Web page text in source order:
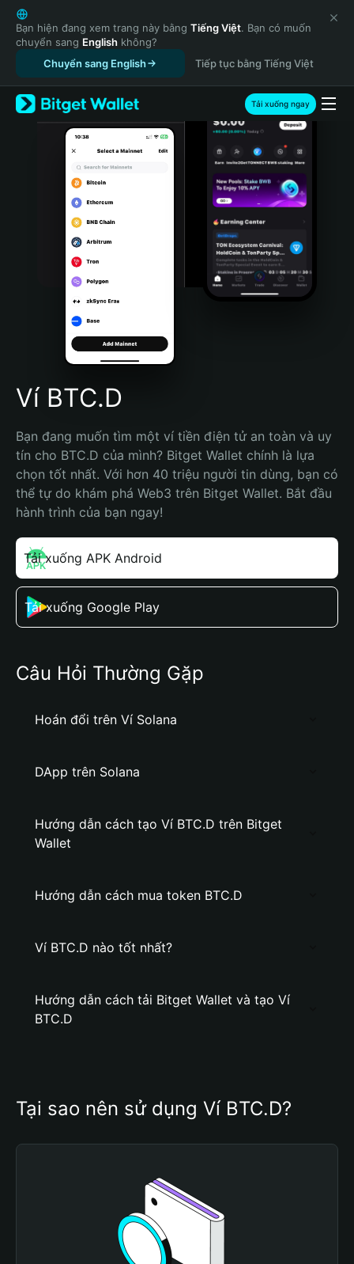
English
日本語
Tiếng Việt
Русский
Español (Latinoamérica)
Türkçe
Italiano
Português (Portugal)
Bahasa Indonesia
Português (Brasil)
Español (Argentina)
Bạn hiện đang xem trang này bằng Tiếng Việt. Bạn có muốn
chuyển sang English không?
Chuyển sang English
Tiếp tục bằng Tiếng Việt
Tải xuống ngay
Ví BTC.D
Bạn đang muốn tìm một ví tiền điện tử an toàn và uy
tín cho BTC.D của mình? Bitget Wallet chính là lựa
chọn tốt nhất. Với hơn 40 triệu người tin dùng, bạn có
thể tự do khám phá Web3 trên Bitget Wallet. Bắt đầu
hành trình của bạn ngay!
Tải xuống APK Android
Tải xuống Google Play
Câu Hỏi Thường Gặp
Hoán đổi trên Ví Solana
DApp trên Solana
Hướng dẫn cách tạo Ví BTC.D trên Bitget
Wallet
Hướng dẫn cách mua token BTC.D
Ví BTC.D nào tốt nhất?
Hướng dẫn cách tải Bitget Wallet và tạo Ví
BTC.D
Tại sao nên sử dụng Ví BTC.D?